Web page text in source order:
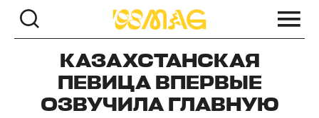
КАЗАХСТАНСКАЯ
ПЕВИЦА ВПЕРВЫЕ
ОЗВУЧИЛА ГЛАВНУЮ